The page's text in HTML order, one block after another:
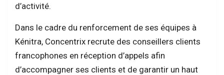
d’activité.
Dans le cadre du renforcement de ses équipes à
Kénitra, Concentrix recrute des conseillers clients
francophones en réception d’appels afin
d’accompagner ses clients et de garantir un haut